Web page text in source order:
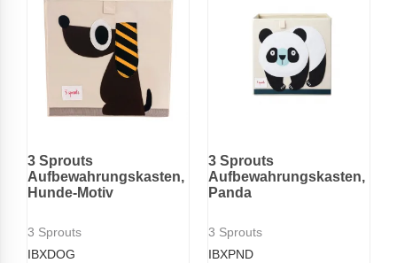
3 Sprouts
Aufbewahrungskasten,
Hunde-Motiv
3 Sprouts
IBXDOG
3 Sprouts
Aufbewahrungskasten,
Panda
3 Sprouts
IBXPND